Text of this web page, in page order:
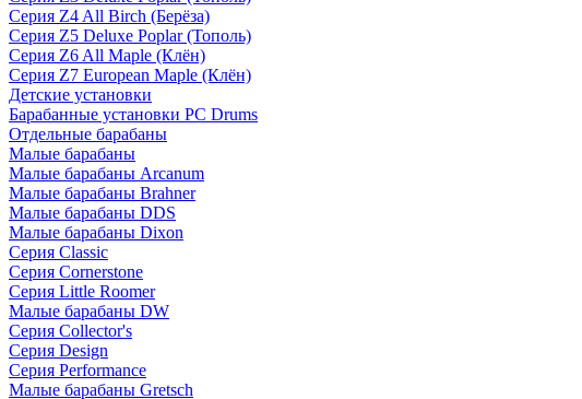
Серия Z4 All Birch (Берёза)
Серия Z5 Deluxe Poplar (Тополь)
Серия Z6 All Maple (Клён)
Серия Z7 European Maple (Клён)
Детские установки
Барабанные установки PC Drums
Отдельные барабаны
Малые барабаны
Малые барабаны Arcanum
Малые барабаны Brahner
Малые барабаны DDS
Малые барабаны Dixon
Серия Classic
Серия Cornerstone
Серия Little Roomer
Малые барабаны DW
Серия Collector's
Серия Design
Серия Performance
Малые барабаны Gretsch